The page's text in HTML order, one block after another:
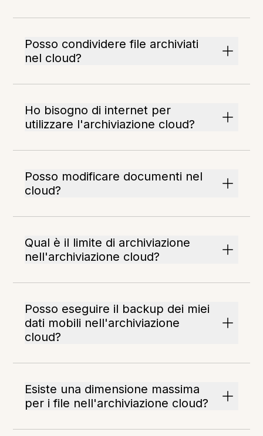
Posso condividere file archiviati
nel cloud?
Ho bisogno di internet per
utilizzare l'archiviazione cloud?
Posso modificare documenti nel
cloud?
Qual è il limite di archiviazione
nell'archiviazione cloud?
Posso eseguire il backup dei miei
dati mobili nell'archiviazione
cloud?
Esiste una dimensione massima
per i file nell'archiviazione cloud?